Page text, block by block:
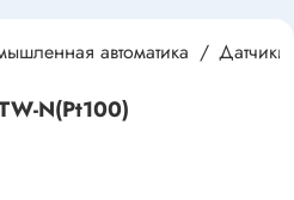
автоматика Датчики
N(Pt100)